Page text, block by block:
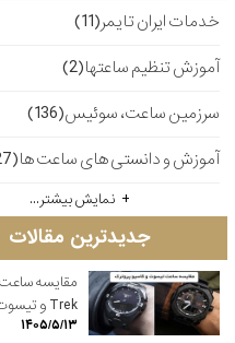
خدمات ایران تایمر(11)
آموزش تنظیم ساعتها(2)
سرزمین ساعت، سوئیس(136)
آموزش و دانستی های ساعت ها(127)
نمایش بیشتر...
جدیدترین مقالات
Trek و تیسوت ...
۱۴۰۵/۵/۱۳